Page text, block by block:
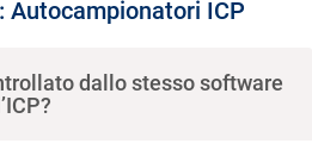
Autocampionatori ICP
dallo stesso software